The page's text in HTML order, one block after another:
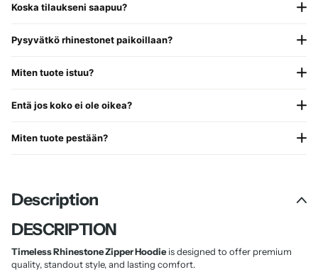
Koska tilaukseni saapuu?
Pysyvätkö rhinestonet paikoillaan?
Miten tuote istuu?
Entä jos koko ei ole oikea?
Miten tuote pestään?
Description
DESCRIPTION
Timeless Rhinestone Zipper Hoodieis designed to offer premium
quality, standout style, and lasting comfort.